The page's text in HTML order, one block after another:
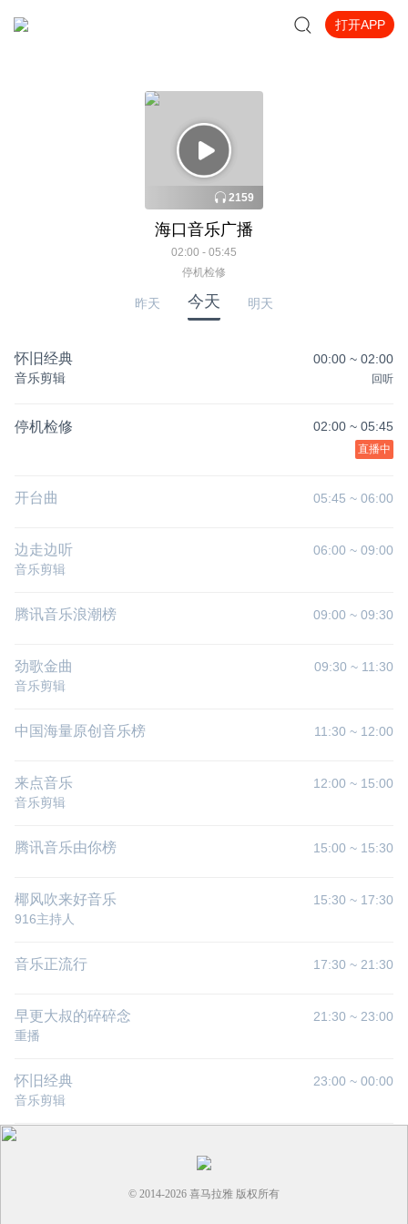
打开APP
2159
海口音乐广播
02:00 - 05:45
停机检修
昨天 今天 明天
怀旧经典 00:00 ~ 02:00
音乐剪辑
回听
停机检修 02:00 ~ 05:45
直播中
开台曲 05:45 ~ 06:00
边走边听 06:00 ~ 09:00
音乐剪辑
腾讯音乐浪潮榜 09:00 ~ 09:30
劲歌金曲 09:30 ~ 11:30
音乐剪辑
中国海量原创音乐榜 11:30 ~ 12:00
来点音乐 12:00 ~ 15:00
音乐剪辑
腾讯音乐由你榜 15:00 ~ 15:30
椰风吹来好音乐 15:30 ~ 17:30
916主持人
音乐正流行 17:30 ~ 21:30
早更大叔的碎碎念 21:30 ~ 23:00
重播
怀旧经典 23:00 ~ 00:00
音乐剪辑
© 2014-2026 喜马拉雅 版权所有